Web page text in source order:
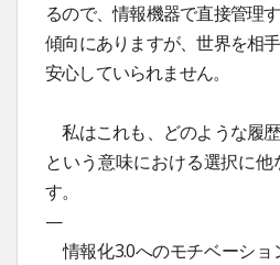
るので、情報機器で直接管理
傾向にありますが、世界を相
安心していられません。
私はこれも、どのような履
という意味における選択に
す。
—
情報化3.0へのモチベーショ